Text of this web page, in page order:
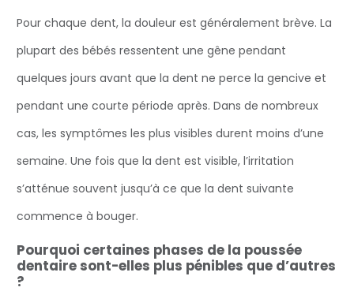
Pour chaque dent, la douleur est généralement brève. La
plupart des bébés ressentent une gêne pendant
quelques jours avant que la dent ne perce la gencive et
pendant une courte période après. Dans de nombreux
cas, les symptômes les plus visibles durent moins d’une
semaine. Une fois que la dent est visible, l’irritation
s’atténue souvent jusqu’à ce que la dent suivante
commence à bouger.
Pourquoi certaines phases de la poussée
dentaire sont-elles plus pénibles que d’autres
?